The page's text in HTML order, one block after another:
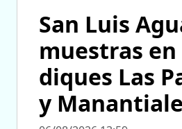
San Luis
muestras en
diques Las
y